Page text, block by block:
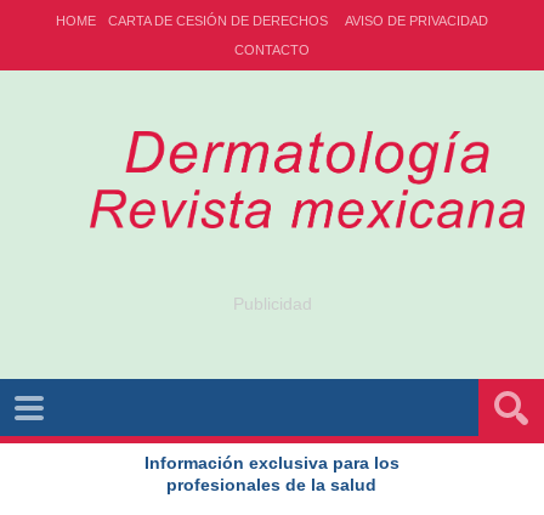
HOME CARTA DE CESIÓN DE DERECHOS
AVISO DE PRIVACIDAD
CONTACTO
Publicidad
Información exclusiva para los
profesionales de la salud